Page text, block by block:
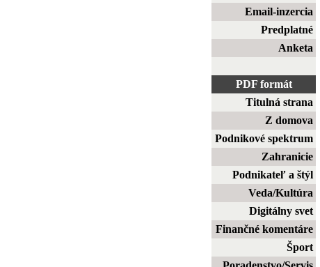
Email-inzercia
Predplatné
Anketa
PDF formát
Titulná strana
Z domova
Podnikové spektrum
Zahranicie
Podnikateľ a štýl
Veda/Kultúra
Digitálny svet
Finančné komentáre
Šport